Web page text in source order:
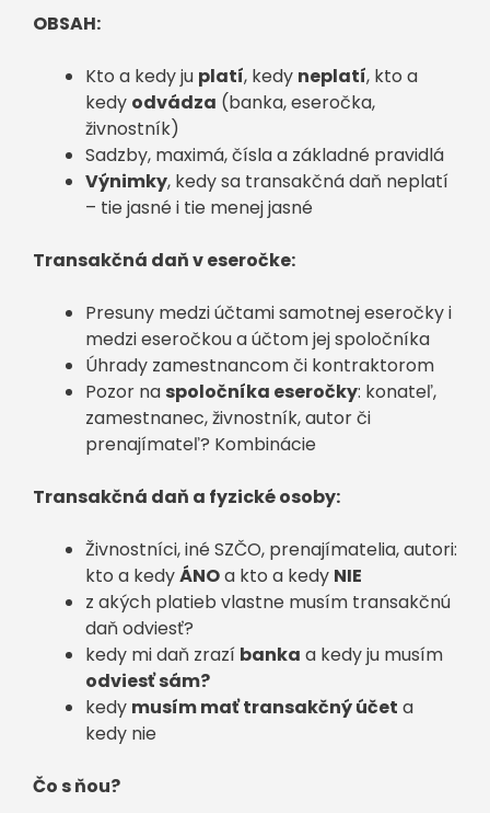
OBSAH:
Kto a kedy ju platí, kedy neplatí, kto a
kedy odvádza (banka, eseročka,
živnostník)
Sadzby, maximá, čísla a základné pravidlá
Výnimky, kedy sa transakčná daň neplatí
– tie jasné i tie menej jasné
Transakčná daň v eseročke:
Presuny medzi účtami samotnej eseročky i
medzi eseročkou a účtom jej spoločníka
Úhrady zamestnancom či kontraktorom
Pozor na spoločníka eseročky: konateľ,
zamestnanec, živnostník, autor či
prenajímateľ? Kombinácie
Transakčná daň a fyzické osoby:
Živnostníci, iné SZČO, prenajímatelia, autori:
kto a kedyÁNOa kto a kedy NIE
z akých platieb vlastne musím transakčnú
daň odviesť?
kedy mi daň zrazí banka a kedy ju musím
odviesť sám?
kedy musím mať transakčný účet a
kedy nie
Čo s ňou?